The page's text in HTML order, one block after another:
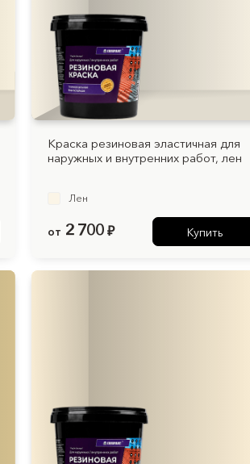
Краска резиновая эластичная для
наружных и внутренних работ, лен
Лен
от 2 700 ₽ Купить